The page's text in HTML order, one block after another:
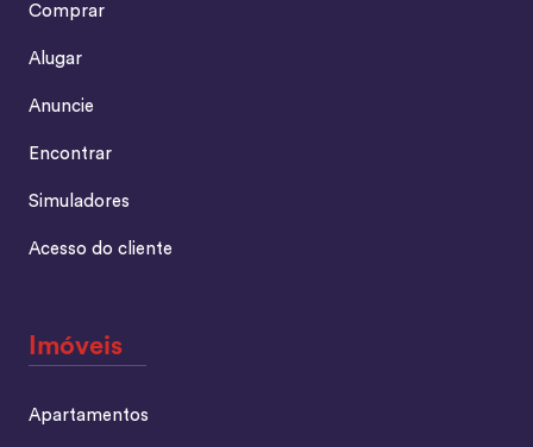
Comprar
Alugar
Anuncie
Encontrar
Simuladores
Acesso do cliente
Imóveis
Apartamentos